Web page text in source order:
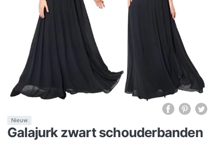
Nieuw
Galajurk zwart schouderbanden